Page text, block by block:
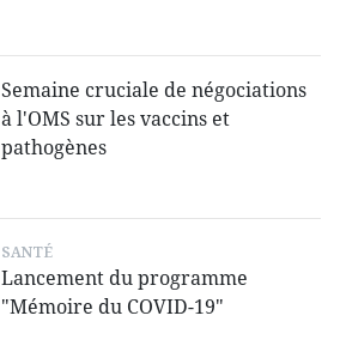
Semaine cruciale de négociations
à l'OMS sur les vaccins et
pathogènes
SANTÉ
Lancement du programme
"Mémoire du COVID-19"